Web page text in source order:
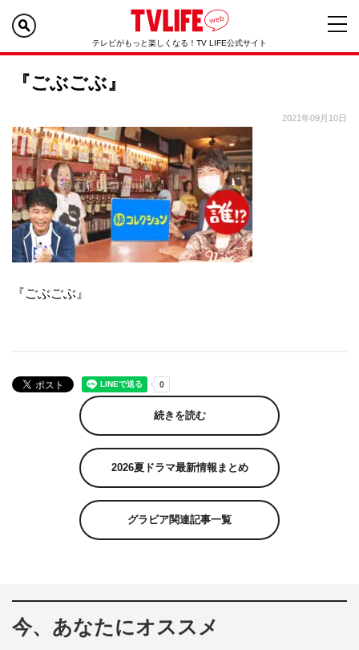
テレビがもっと楽しくなる！TV LIFE公式サイト
『ごぶごぶ』
2021年09月10日
『ごぶごぶ』
続きを読む
2026夏ドラマ最新情報まとめ
グラビア関連記事一覧
今、あなたにオススメ